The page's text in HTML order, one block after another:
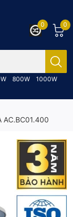
800W 1000W
0
0
AC.BC01.400